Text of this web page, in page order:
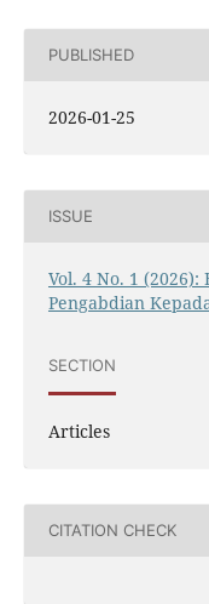
PUBLISHED
2026-01-25
ISSUE
Vol. 4 No. 1
Pengabdian
SECTION
Articles
CITATION CHECK